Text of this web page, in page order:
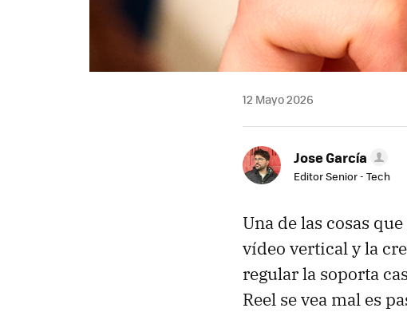
12 Mayo 2026
Jose García
Editor Senior - Tech
Una de las cosas
vídeo vertical y la
regular la soporta
Reel se vea mal es